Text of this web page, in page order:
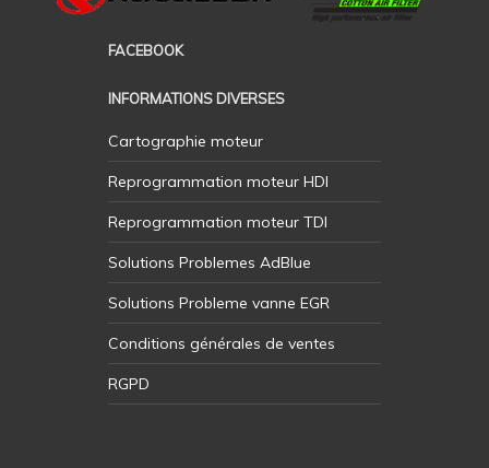
FACEBOOK
INFORMATIONS DIVERSES
Cartographie moteur
Reprogrammation moteur HDI
Reprogrammation moteur TDI
Solutions Problemes AdBlue
Solutions Probleme vanne EGR
Conditions générales de ventes
RGPD